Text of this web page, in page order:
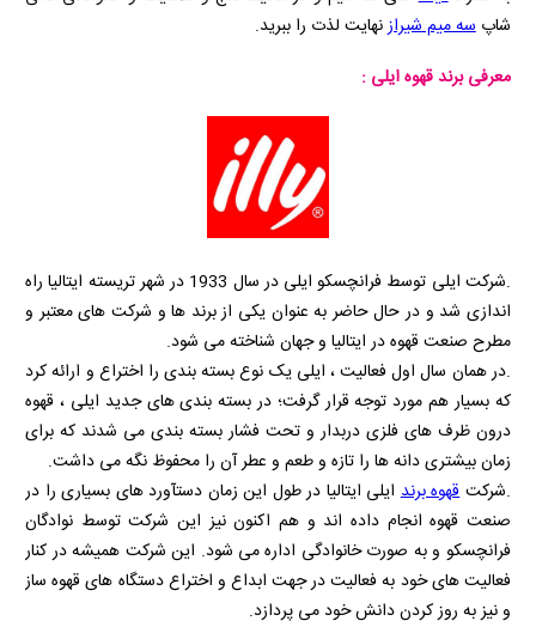
شاپسه میم شیرازنهایت لذت را ببرید.
معرفی برند قهوه ایلی :
.شرکت ایلی توسط فرانچسکو ایلی در سال 1933 در شهر تریسته ایتالیا راه
اندازی شد و در حال حاضر به عنوان یکی از برند ها و شرکت های معتبر و
مطرح صنعت قهوه در ایتالیا و جهان شناخته می شود.
.در همان سال اول فعالیت ، ایلی یک نوع بسته بندی را اختراع و ارائه کرد
که بسیار هم مورد توجه قرار گرفت؛ در بسته بندی های جدید ایلی ، قهوه
درون ظرف های فلزی دربدار و تحت فشار بسته بندی می شدند که برای
زمان بیشتری دانه ها را تازه و طعم و عطر آن را محفوظ نگه می داشت.
.شرکتقهوه برندایلی ایتالیا در طول این زمان دستآورد های بسیاری را در
صنعت قهوه انجام داده اند و هم اکنون نیز این شرکت توسط نوادگان
فرانچسکو و به صورت خانوادگی اداره می شود. این شرکت همیشه در کنار
فعالیت های خود به فعالیت در جهت ابداع و اختراع دستگاه های قهوه ساز
و نیز به روز کردن دانش خود می پردازد.